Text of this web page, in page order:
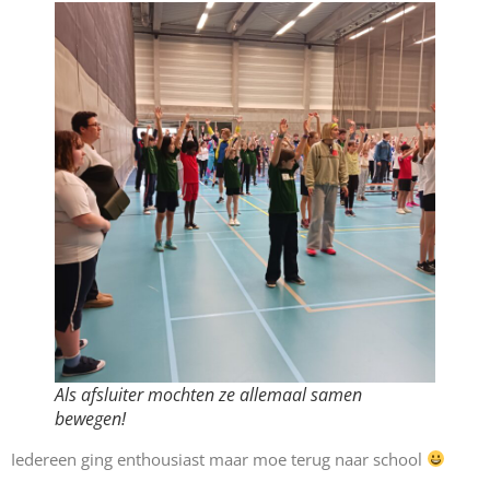
Als afsluiter mochten ze allemaal samen
bewegen!
Iedereen ging enthousiast maar moe terug naar school